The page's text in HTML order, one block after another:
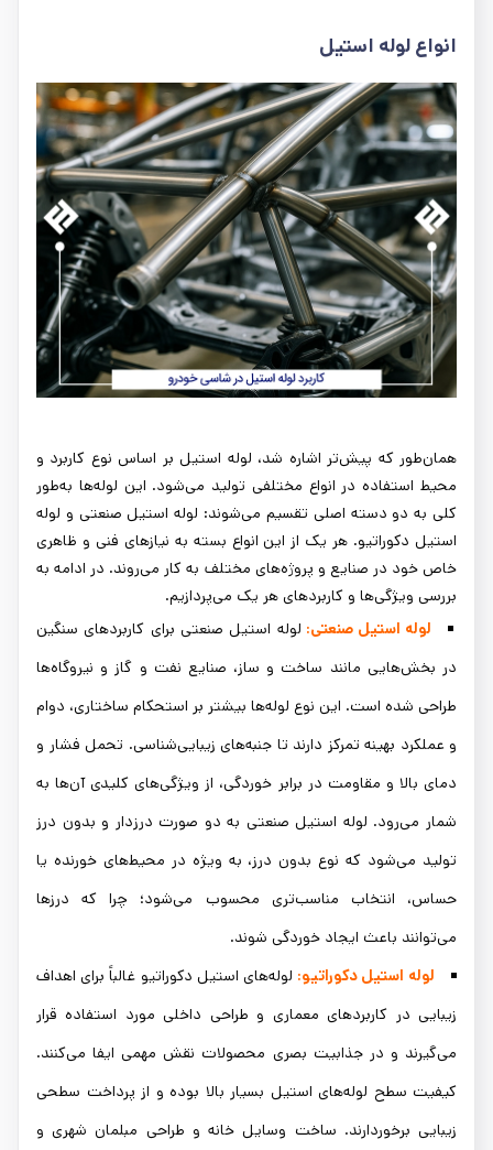
انواع لوله استیل
همان‌طور که پیش‌تر اشاره شد، لوله استیل بر اساس نوع کاربرد و
محیط استفاده در انواع مختلفی تولید می‌شود. این لوله‌ها به‌طور
کلی به دو دسته اصلی تقسیم می‌شوند: لوله استیل صنعتی و لوله
استیل دکوراتیو. هر یک از این انواع بسته به نیازهای فنی و ظاهری
خاص خود در صنایع و پروژه‌های مختلف به کار می‌روند. در ادامه به
بررسی ویژگی‌ها و کاربردهای هر یک می‌پردازیم.
لوله استیل صنعتی: لوله استیل صنعتی برای کاربردهای سنگین
در بخش‌هایی مانند ساخت و ساز، صنایع نفت و گاز و نیروگاه‌ها
طراحی شده‌ است. این نوع لوله‌ها بیشتر بر استحکام ساختاری، دوام
و عملکرد بهینه تمرکز دارند تا جنبه‌های زیبایی‌شناسی. تحمل فشار و
دمای بالا و مقاومت در برابر خوردگی، از ویژگی‌های کلیدی آن‌ها به
شمار می‌رود. لوله استیل صنعتی به دو صورت درزدار و بدون درز
تولید می‌شود که نوع بدون درز، به ویژه در محیط‌های خورنده یا
حساس، انتخاب مناسب‌تری محسوب می‌شود؛ چرا که درزها
می‌توانند باعث ایجاد خوردگی شوند.
لوله استیل دکوراتیو: لوله‌های استیل دکوراتیو غالباً برای اهداف
زیبایی در کاربردهای معماری و طراحی داخلی مورد استفاده قرار
می‌گیرند و در جذابیت بصری محصولات نقش مهمی ایفا می‌کنند.
کیفیت سطح لوله‌های استیل بسیار بالا بوده و از پرداخت سطحی
زیبایی برخوردارند. ساخت وسایل خانه و طراحی مبلمان شهری و